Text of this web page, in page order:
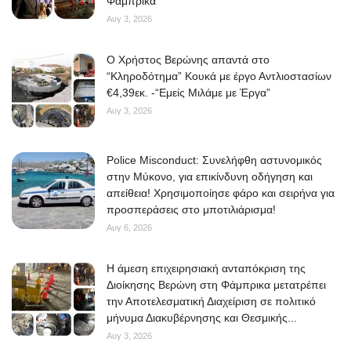
Αυγ 3, 2026
O Χρήστος Βερώνης απαντά στο
“Κληροδότημα” Κουκά με έργο Αντλιοστασίων
€4,39εκ. -“Εμείς Μιλάμε με Έργα”
Αυγ 3, 2026
Police Misconduct: Συνελήφθη αστυνομικός
στην Μύκονο, για επικίνδυνη οδήγηση και
απείθεια! Χρησιμοποίησε φάρο και σειρήνα για
προσπεράσεις στο μποτιλιάρισμα!
Αυγ 6, 2026
Η άμεση επιχειρησιακή ανταπόκριση της
Διοίκησης Βερώνη στη Φάμπρικα μετατρέπει
την Αποτελεσματική Διαχείριση σε πολιτικό
μήνυμα Διακυβέρνησης και Θεσμικής...
Αυγ 3, 2026